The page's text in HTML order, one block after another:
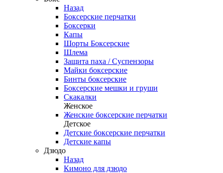
Назад
Боксерские перчатки
Боксерки
Капы
Шорты Боксерские
Шлема
Защита паха / Суспензоры
Майки боксерские
Бинты боксерские
Боксерские мешки и груши
Скакалки
Женское
Женские боксерские перчатки
Детское
Детские боксерские перчатки
Детские капы
Дзюдо
Назад
Кимоно для дзюдо